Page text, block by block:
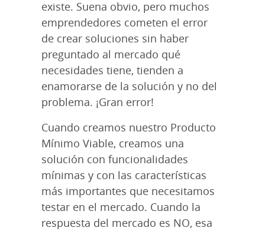
existe. Suena obvio, pero muchos
emprendedores cometen el error
de crear soluciones sin haber
preguntado al mercado qué
necesidades tiene, tienden a
enamorarse de la solución y no del
problema. ¡Gran error!
Cuando creamos nuestro Producto
Mínimo Viable, creamos una
solución con funcionalidades
mínimas y con las características
más importantes que necesitamos
testar en el mercado. Cuando la
respuesta del mercado es NO, esa